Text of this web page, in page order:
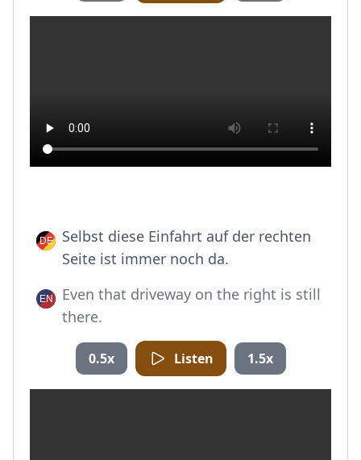
Selbst diese Einfahrt auf der rechten
Seite ist immer noch da.
Even that driveway on the right is still
there.
0.5x Listen 1.5x